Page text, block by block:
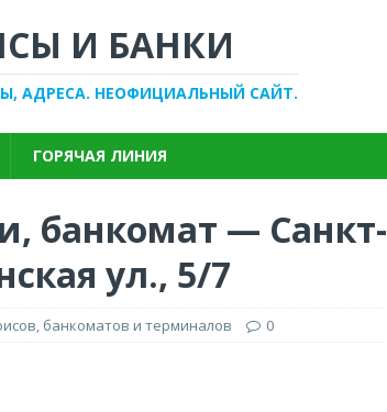
И БАНКИ
АДРЕСА. НЕОФИЦИАЛЬНЫЙ САЙТ.
ГОРЯЧАЯ ЛИНИЯ
банкомат — Санкт-
ул., 5/7
банкоматов и терминалов 0